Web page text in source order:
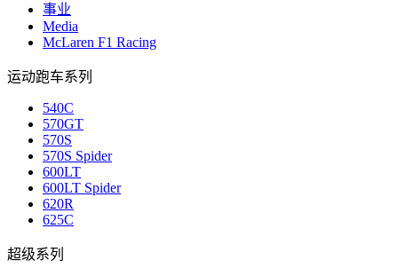
事业
Media
McLaren F1 Racing
运动跑车系列
540C
570GT
570S
570S Spider
600LT
600LT Spider
620R
625C
超级系列